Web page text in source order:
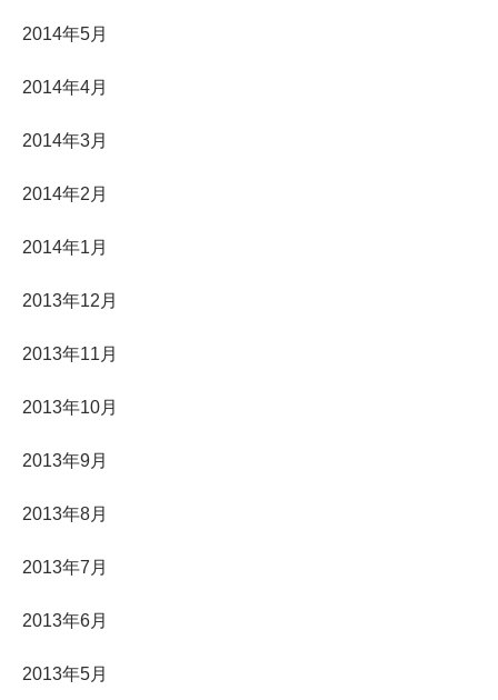
2014年5月
2014年4月
2014年3月
2014年2月
2014年1月
2013年12月
2013年11月
2013年10月
2013年9月
2013年8月
2013年7月
2013年6月
2013年5月